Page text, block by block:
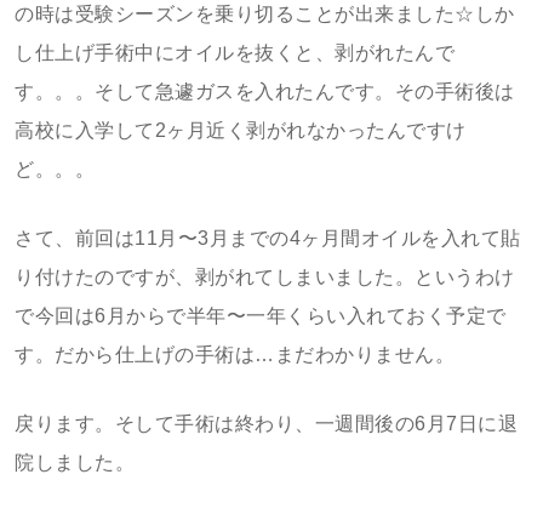
の時は受験シーズンを乗り切ることが出来ました☆しか
し仕上げ手術中にオイルを抜くと、剥がれたんで
す。。。そして急遽ガスを入れたんです。その手術後は
高校に入学して2ヶ月近く剥がれなかったんですけ
ど。。。
さて、前回は11月〜3月までの4ヶ月間オイルを入れて貼
り付けたのですが、剥がれてしまいました。というわけ
で今回は6月からで半年〜一年くらい入れておく予定で
す。だから仕上げの手術は…まだわかりません。
戻ります。そして手術は終わり、一週間後の6月7日に退
院しました。